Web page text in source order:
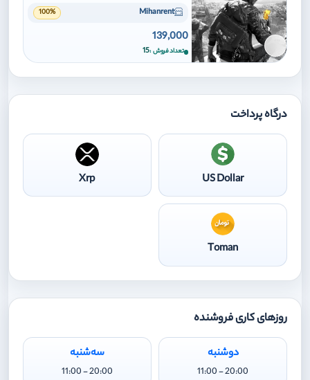
برای افزودن وارد شوید
Mihanrent
100%
139,000
تعداد فروش 15
درگاه پرداخت
US Dollar
Xrp
Toman
روزهای کاری فروشنده
دوشنبه
20:00 - 11:00
سه‌شنبه
20:00 - 11:00